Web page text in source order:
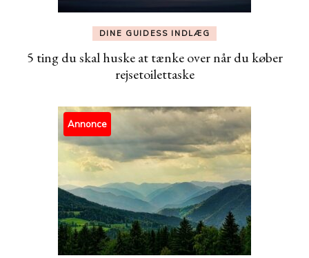
DINE GUIDESS INDLÆG
5 ting du skal huske at tænke over når du køber
rejsetoilettaske
Annonce